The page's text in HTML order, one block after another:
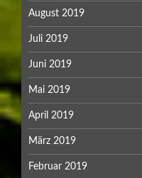
August 2019
Juli 2019
Juni 2019
Mai 2019
April 2019
März 2019
Februar 2019